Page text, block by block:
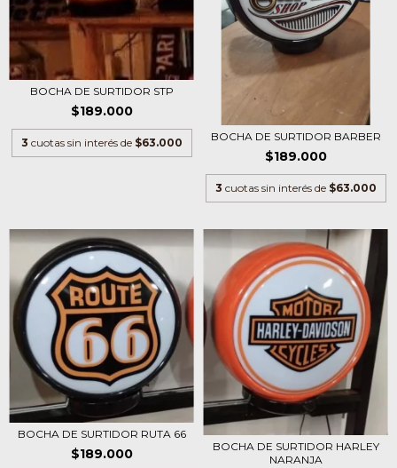
BOCHA DE SURTIDOR STP
$189.000
3 cuotas sin interés de $63.000 BOCHA DE SURTIDOR BARBER
$189.000
3 cuotas sin interés de $63.000
BOCHA DE SURTIDOR RUTA 66
$189.000
BOCHA DE SURTIDOR HARLEY
NARANJA